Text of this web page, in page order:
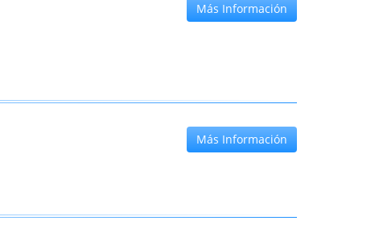
Más Información
Más Información